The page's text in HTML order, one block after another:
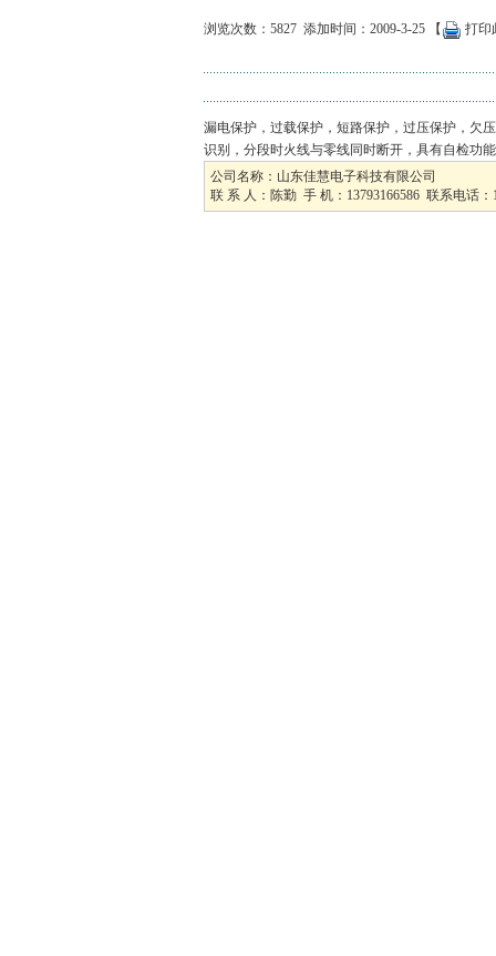
浏览次数：5827 添加时间：2009-3-25 【 打印
漏电保护，过载保护，短路保护，过压保护，欠
识别，分段时火线与零线同时断开，具有自检功
公司名称：山东佳慧电子科技有限公司
联 系 人：陈勤 手 机：13793166586 联系电话